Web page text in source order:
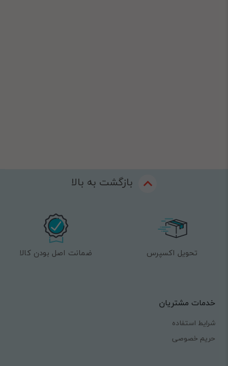
بازگشت به بالا
تحویل اکسپرس ضمانت اصل بودن کالا
خدمات مشتریان
شرایط استفاده
حریم خصوصی